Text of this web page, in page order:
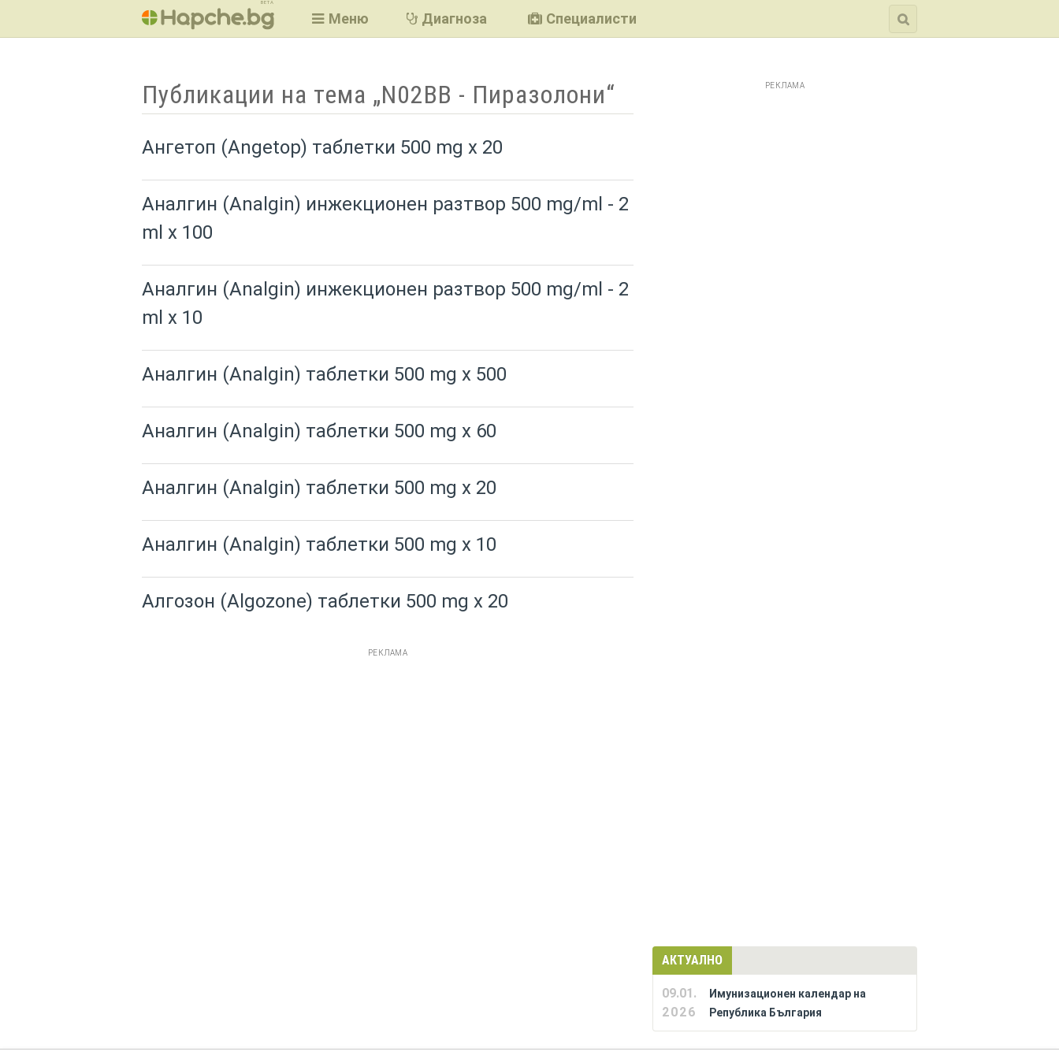
BETA
Меню Диагноза Специалисти
Публикации на тема „N02BB - Пиразолони“
Ангетоп (Angetop) таблетки 500 mg x 20
Аналгин (Analgin) инжекционен разтвор 500 mg/ml - 2
ml x 100
Аналгин (Analgin) инжекционен разтвор 500 mg/ml - 2
ml x 10
Аналгин (Analgin) таблетки 500 mg x 500
Аналгин (Analgin) таблетки 500 mg x 60
Аналгин (Analgin) таблетки 500 mg x 20
Аналгин (Analgin) таблетки 500 mg x 10
Алгозон (Algozone) таблетки 500 mg x 20
РЕКЛАМА
РЕКЛАМА
АКТУАЛНО
09.01.
2026
Имунизационен календар на
Република България